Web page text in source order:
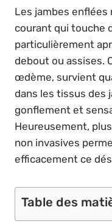
Les jambes
courant qui touche
particulièrement
debout ou assises.
œdème, survient
dans les tissus des
gonflement et
Heureusement,
non invasives
efficacement ce
Table des